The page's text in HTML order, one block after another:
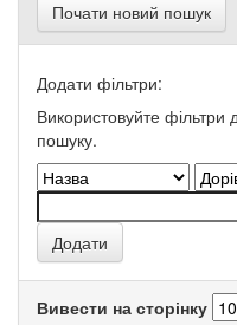
Почати новий пошук
Додати фільтри:
Використовуйте фільтри
пошуку.
Вивести на сторінку